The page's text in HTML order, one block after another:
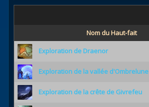
Nom du Haut-fait
Exploration de Draenor
Exploration de la vallée d'Ombrelune
Exploration de la crête de Givrefeu